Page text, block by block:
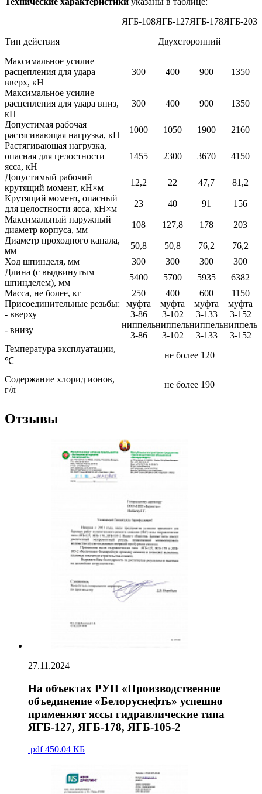
ЯГБ-108ЯГБ-127ЯГБ-178ЯГБ-203
Тип действия
Двухсторонний
Максимальное усилие
расцепления для удара
вверх, кН
300 400 900 1350
Максимальное усилие
расцепления для удара вниз,
кН
300 400 900 1350
Допустимая рабочая
растягивающая нагрузка, кН
1000 1050 1900
2160
Растягивающая нагрузка,
опасная для целостности
ясса, кН
1455 2300 3670 4150
Допустимый рабочий
крутящий момент, кН×м
12,2 22 47,7
81,2
Крутящий момент, опасный
для целостности ясса, кН×м
23 40 91
156
Максимальный наружный
диаметр корпуса, мм
108 127,8 178
203
Диаметр проходного канала,
мм
50,8 50,8 76,2
76,2
Ход шпинделя, мм
300 300 300
300
Длина (с выдвинутым
шпинделем), мм
5400 5700 5935
6382
Масса, не более, кг
250 400 600
1150
Присоединительные резьбы:
- вверху
муфта
3-86
муфта
3-102
муфта
3-133
муфта
3-152
- внизу
ниппель
3-86
ниппель
3-102
ниппель
3-133
ниппель
3-152
Температура эксплуатации,
℃
не более 120
Содержание хлорид ионов,
г/л
не более 190
Отзывы
27.11.2024
На объектах РУП «Производственное
объединение «Белоруснефть» успешно
применяют яссы гидравлические типа
ЯГБ-127, ЯГБ-178, ЯГБ-105-2
pdf 450.04 КБ